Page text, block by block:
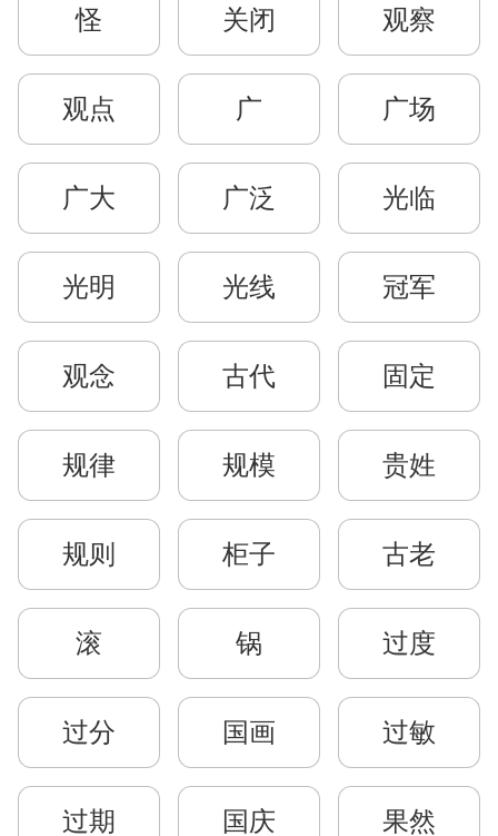
怪 关闭 观察
观点 广 广场
广大 广泛 光临
光明 光线 冠军
观念 古代 固定
规律 规模 贵姓
规则 柜子 古老
滚 锅 过度
过分 国画 过敏
过期 国庆 果然